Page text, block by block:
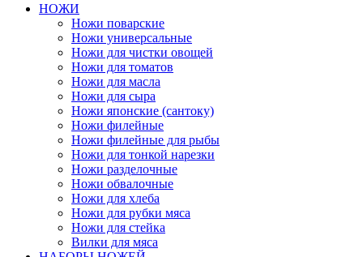
НОЖИ
Ножи поварские
Ножи универсальные
Ножи для чистки овощей
Ножи для томатов
Ножи для масла
Ножи для сыра
Ножи японские (сантоку)
Ножи филейные
Ножи филейные для рыбы
Ножи для тонкой нарезки
Ножи разделочные
Ножи обвалочные
Ножи для хлеба
Ножи для рубки мяса
Ножи для стейка
Вилки для мяса